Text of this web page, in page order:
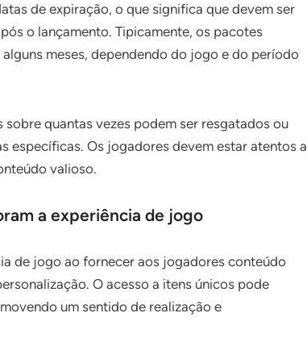
de expiração, o que significa que devem ser
o lançamento. Tipicamente, os pacotes
meses, dependendo do jogo e do período
quantas vezes podem ser resgatados ou
específicas. Os jogadores devem estar atentos a
valioso.
a experiência de jogo
de jogo ao fornecer aos jogadores conteúdo
O acesso a itens únicos pode
um sentido de realização e